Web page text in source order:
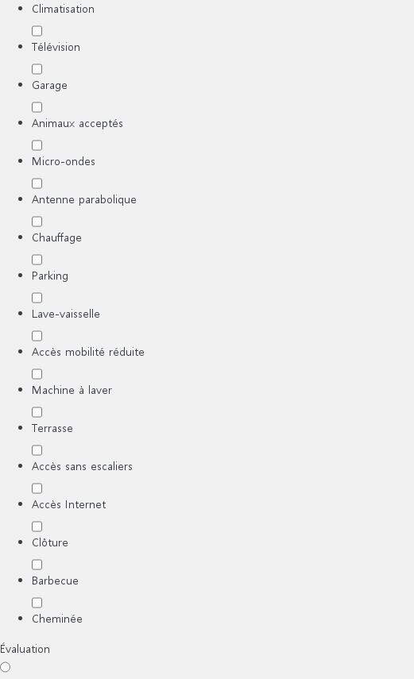
Climatisation
Télévision
Garage
Animaux acceptés
Micro-ondes
Antenne parabolique
Chauffage
Parking
Lave-vaisselle
Accès mobilité réduite
Machine à laver
Terrasse
Accès sans escaliers
Accès Internet
Clôture
Barbecue
Cheminée
Évaluation